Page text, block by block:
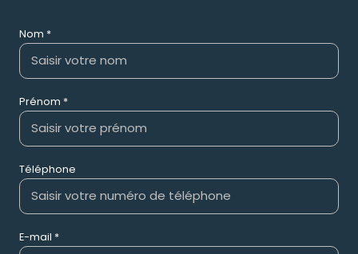
Nom *
Prénom *
Téléphone
E-mail *